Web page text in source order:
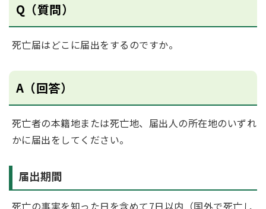
Q（質問）
死亡届はどこに届出をするのですか。
A（回答）
死亡者の本籍地または死亡地、届出人の所在地のいずれ
かに届出をしてください。
届出期間
死亡の事実を知った日を含めて7日以内（国外で死亡し